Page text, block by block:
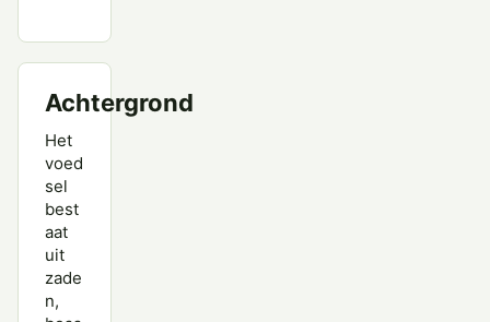
Achtergrond
Het
voed
sel
best
aat
uit
zade
n,